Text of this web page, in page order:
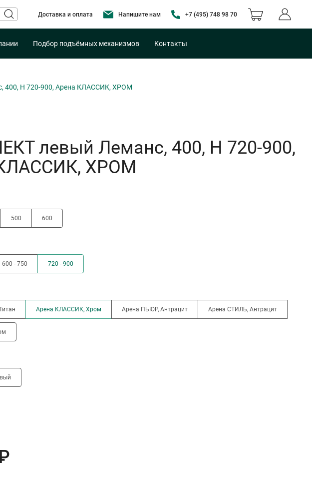
Доставка и оплата Напишите нам +7 (495) 748 98 70
Подбор подъёмных механизмов Контакты
H 720-900, Арена КЛАССИК, ХРОМ
левый Леманс, 400, H 720-900,
ХРОМ
500 600
600 - 750 720 - 900
Арена КЛАССИК, Хром Арена ПЬЮР, Антрацит Арена СТИЛЬ, Антрацит